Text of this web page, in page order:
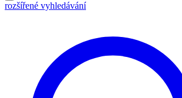
rozšířené vyhledávání